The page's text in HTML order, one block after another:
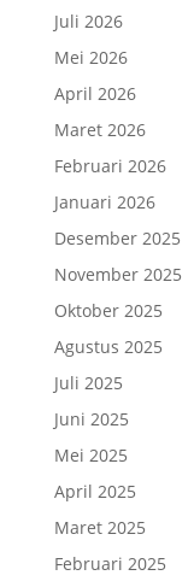
Juli 2026
Mei 2026
April 2026
Maret 2026
Februari 2026
Januari 2026
Desember 2025
November 2025
Oktober 2025
Agustus 2025
Juli 2025
Juni 2025
Mei 2025
April 2025
Maret 2025
Februari 2025